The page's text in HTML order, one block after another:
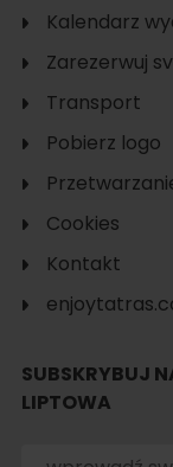
Kalendarz
Zarezerwuj
Transport
Pobierz logo
Cookies
Kontakt
SUBSKRYBUJ
LIPTOWA